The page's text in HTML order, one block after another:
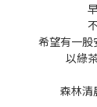
希望有一股
以綠
森林清